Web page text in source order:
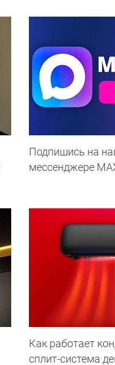
Подпишись на
мессенджере
Как работает
сплит-система